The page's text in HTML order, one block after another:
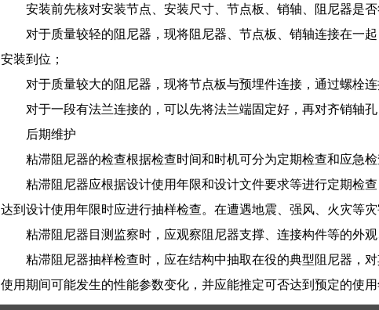
安装前先核对安装节点、安装尺寸、节点板、销轴、阻尼器是否
对于质量较轻的阻尼器，现将阻尼器、节点板、销轴连接在一
安装到位；
对于质量较大的阻尼器，现将节点板与预埋件连接，通过螺栓
对于一段有法兰连接的，可以先将法兰端固定好，再对齐销轴孔
后期维护
粘滞阻尼器的检查根据检查时间和时机可分为定期检查和应急
粘滞阻尼器应根据设计使用年限和设计文件要求等进行定期检
达到设计使用年限时应进行抽样检查。在遭遇地震、强风、火灾等灾
粘滞阻尼器目测监察时，应观察阻尼器支撑、连接构件等的外
粘滞阻尼器抽样检查时，应在结构中抽取在役的典型阻尼器，
使用期间可能发生的性能参数变化，并应能推定可否达到预定的使用